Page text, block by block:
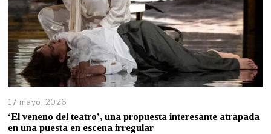
17 mayo, 2026
‘El veneno del teatro’, una propuesta interesante atrapada
en una puesta en escena irregular